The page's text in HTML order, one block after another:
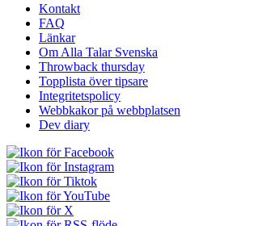
Kontakt
FAQ
Länkar
Om Alla Talar Svenska
Throwback thursday
Topplista över tipsare
Integritetspolicy
Webbkakor på webbplatsen
Dev diary